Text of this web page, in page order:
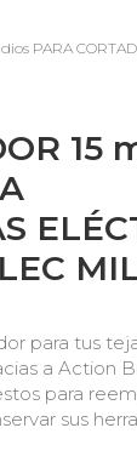
15
para tus
a Action
para
sus